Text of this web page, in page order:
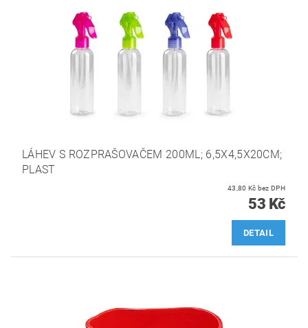
LÁHEV S ROZPRAŠOVAČEM 200ML; 6,5X4,5X20CM;
PLAST
43,80 Kč bez DPH
53 Kč
DETAIL